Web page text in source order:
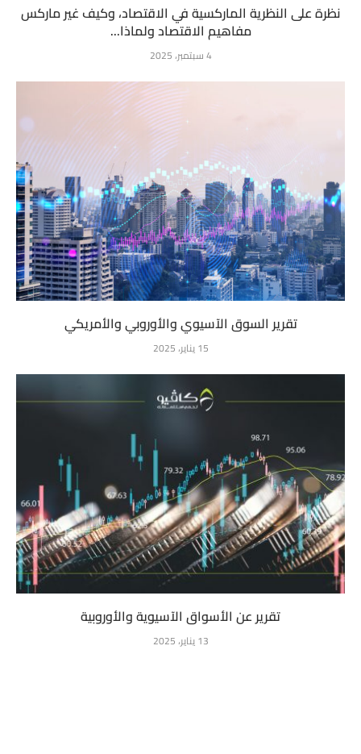
نظرة على النظرية الماركسية في الاقتصاد، وكيف غير ماركس
مفاهيم الاقتصاد ولماذا...
4 سبتمبر، 2025
تقرير السوق الآسيوي والأوروبي والأمريكي
15 يناير، 2025
تقرير عن الأسواق الآسيوية والأوروبية
13 يناير، 2025